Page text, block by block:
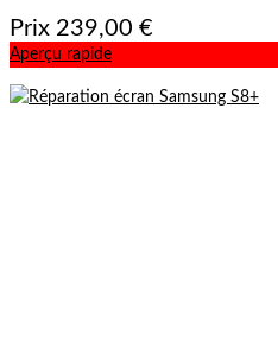
Prix 239,00 €
Aperçu rapide